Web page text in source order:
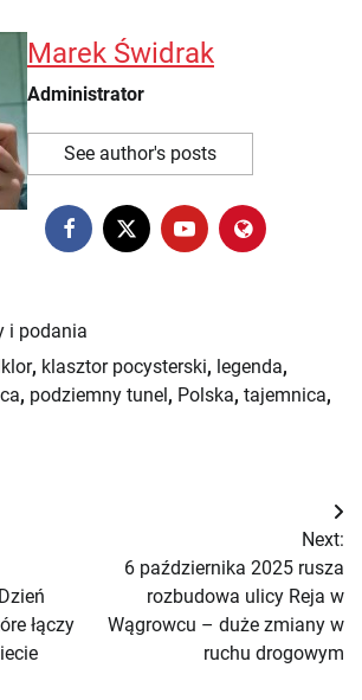
Marek Świdrak
Administrator
See author's posts
i podania
, klasztor pocysterski, legenda,
, podziemny tunel, Polska, tajemnica,
łączy
Next:
6 października 2025 rusza
rozbudowa ulicy Reja w
Wągrowcu – duże zmiany w
ruchu drogowym